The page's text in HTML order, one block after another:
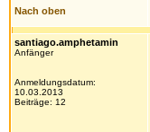
Nach oben
santiago.amphetamin
Anfänger
Anmeldungsdatum:
10.03.2013
Beiträge: 12